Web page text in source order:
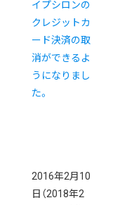
イプシロンの
クレジットカ
ード決済の取
消ができるよ
うになりまし
た。
2016年2月10
日 （2018年2